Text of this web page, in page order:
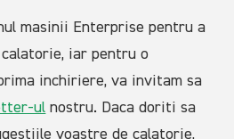
masinii Enterprise pentru a
iar pentru o
inchiriere, va invitam sa
ul nostru. Daca doriti sa
voastre de calatorie,